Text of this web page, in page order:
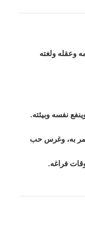
وعقله ولغته
ينفع نفسه وبيئته.
به، وغرس حب
فراغه.